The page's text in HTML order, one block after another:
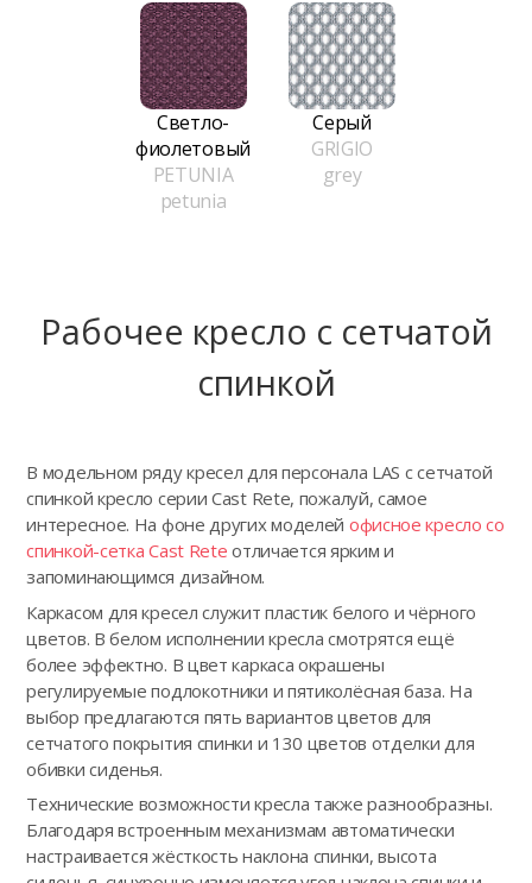
Светло-
фиолетовый
PETUNIA
petunia
Серый
GRIGIO
grey
Рабочее кресло с сетчатой
спинкой
В модельном ряду кресел для персонала LAS с сетчатой
спинкой кресло серии Cast Rete, пожалуй, самое
интересное. На фоне других моделей офисное кресло со
спинкой-сетка Cast Rete отличается ярким и
запоминающимся дизайном.
Каркасом для кресел служит пластик белого и чёрного
цветов. В белом исполнении кресла смотрятся ещё
более эффектно. В цвет каркаса окрашены
регулируемые подлокотники и пятиколёсная база. На
выбор предлагаются пять вариантов цветов для
сетчатого покрытия спинки и 130 цветов отделки для
обивки сиденья.
Технические возможности кресла также разнообразны.
Благодаря встроенным механизмам автоматически
настраивается жёсткость наклона спинки, высота